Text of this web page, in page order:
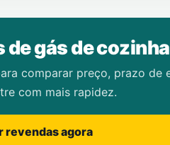
gás de
comparar preço, prazo
com mais rapidez.
revendas agora